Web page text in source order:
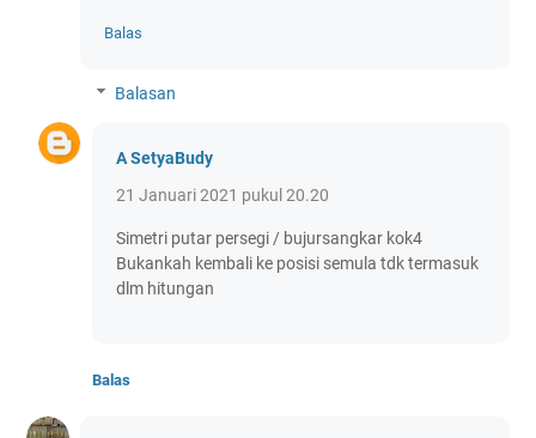
Balas
Balasan
A SetyaBudy
21 Januari 2021 pukul 20.20
Simetri putar persegi / bujursangkar kok4
Bukankah kembali ke posisi semula tdk termasuk
dlm hitungan
Balas